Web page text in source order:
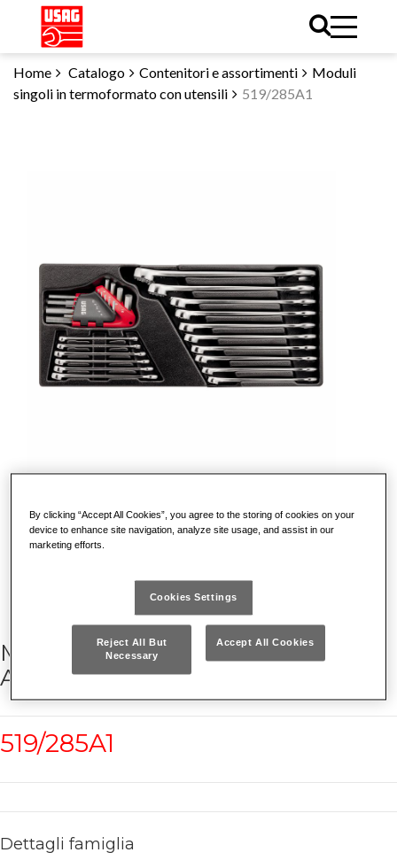
Home Catalogo Contenitori e assortimenti
Moduli
singoli in termoformato con utensili
519/285A1
MODULO IN TERMOFORMATO
ASSORTITO (25 PZ)
519/285A1
Dettagli famiglia
By clicking “Accept All Cookies”, you agree to the storing of cookies on your
device to enhance site navigation, analyze site usage, and assist in our
marketing efforts.
Cookies Settings
Reject All But
Necessary
Accept All Cookies